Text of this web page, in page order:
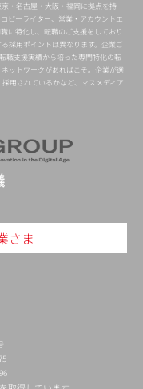
・名古屋・大阪・福岡に拠点を持
ピーライター、営業・アカウントエ
に特化し、転職のご支援をしており
採用ポイントは異なります。企業ご
職支援実績から培った専門特化の転
ットワークがあればこそ。企業が選
用されているかなど、マスメディア
さま